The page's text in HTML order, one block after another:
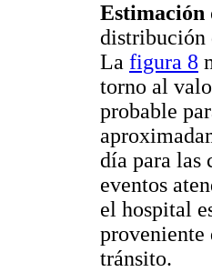
Estimación
distribución
La figura 8
torno al
probable
día para las
eventos
el hospital
proveniente
tránsito.